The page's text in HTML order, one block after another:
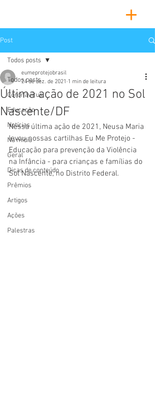
Post
Todos posts
Coronavírus
Educação
Notícias
Na mídia
Geral
Dicas de conteúdo
Prêmios
Artigos
Ações
Palestras
Todos posts
Última ação de 2021 no Sol
Nascente/DF
eumeprotejobrasil
24 de dez. de 2021 1 min de leitura
Nessa última ação de 2021, Neusa Maria
levou nossas cartilhas Eu Me Protejo -
Educação para prevenção da Violência
na Infância - para crianças e famílias do
Sol Nascente, no Distrito Federal.